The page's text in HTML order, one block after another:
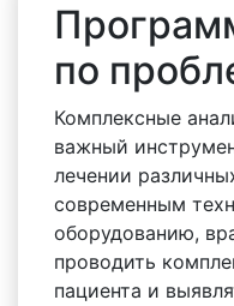
по
Комплексные
важный
лечении
современным
оборудованию,
проводить
пациента и